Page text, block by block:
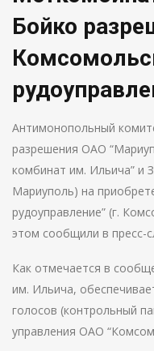
Бойко
Антимонопольный
разрешения ОАО
комбинат им. Ильича” и
Мариуполь) на
рудоуправление” (г.
этом сообщили в пресс-
Как отмечается в
им. Ильича,
голосов (контрольный
управления ОАО